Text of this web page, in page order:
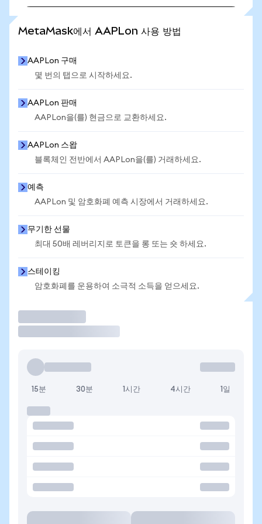
MetaMask에서 AAPLon 사용 방법
AAPLon 구매
몇 번의 탭으로 시작하세요.
AAPLon 판매
AAPLon을(를) 현금으로 교환하세요.
AAPLon 스왑
블록체인 전반에서 AAPLon을(를) 거래하세요.
예측
AAPLon 및 암호화폐 예측 시장에서 거래하세요.
무기한 선물
최대 50배 레버리지로 토큰을 롱 또는 숏 하세요.
스테이킹
암호화폐를 운용하여 소극적 소득을 얻으세요.
15분 30분 1시간 4시간 1일